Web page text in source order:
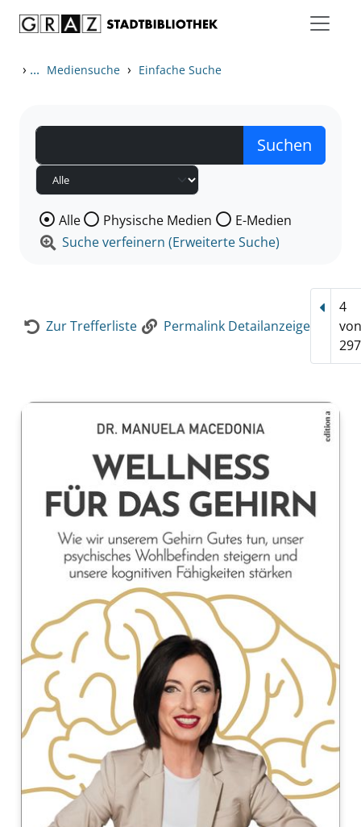
› ... Mediensuche › Einfache Suche
Wählen Sie die Medienart nach der Sie suchen wollen.
Alle Physische Medien
E-Medien
Suche verfeinern (Erweiterte Suche)
Zur Trefferliste Permalink Detailanzeige
4
von
297